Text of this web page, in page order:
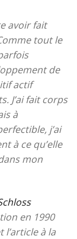
avoir fait
tout le
de
actif
J’ai fait corps
à
j’ai
à ce qu’elle
mon
en 1990
l’article à la